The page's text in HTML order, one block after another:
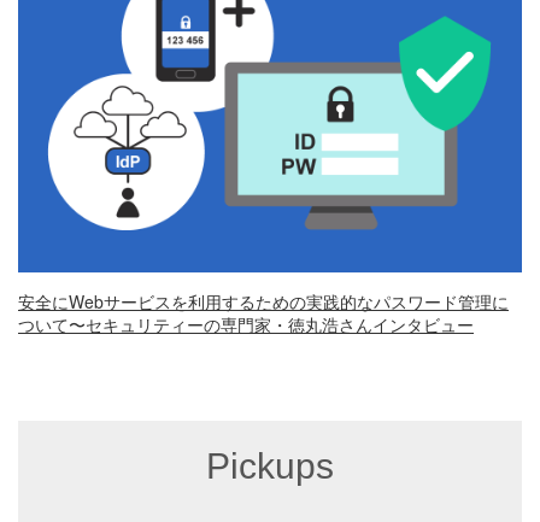
安全にWebサービスを利用するための実践的なパスワード管理に
ついて〜セキュリティーの専門家・徳丸浩さんインタビュー
Pickups